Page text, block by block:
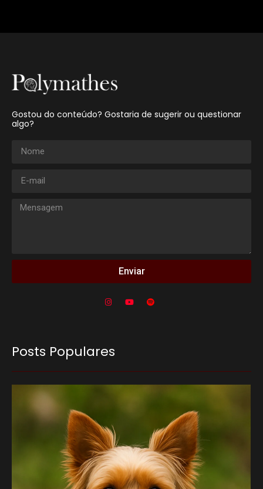
Gostou do conteúdo? Gostaria de sugerir ou questionar
algo?
Enviar
Posts Populares